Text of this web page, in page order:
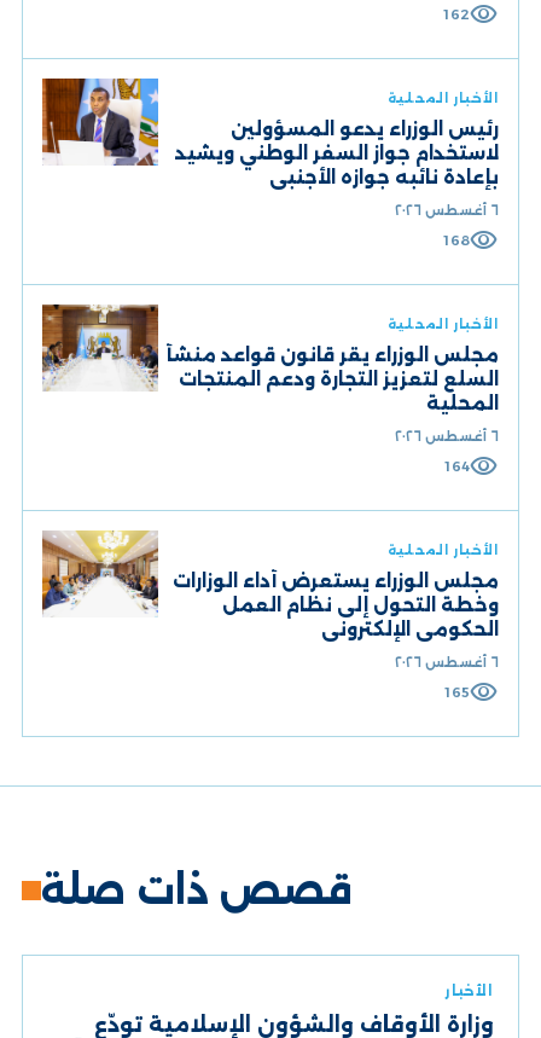
visibility
162
الأخبار المحلية
رئيس الوزراء يدعو المسؤولين
لاستخدام جواز السفر الوطني ويشيد
بإعادة نائبه جوازه الأجنبي
٦ أغسطس ٢٠٢٦
visibility
168
الأخبار المحلية
مجلس الوزراء يقر قانون قواعد منشأ
السلع لتعزيز التجارة ودعم المنتجات
المحلية
٦ أغسطس ٢٠٢٦
visibility
164
الأخبار المحلية
مجلس الوزراء يستعرض أداء الوزارات
وخطة التحول إلى نظام العمل
الحكومي الإلكتروني
٦ أغسطس ٢٠٢٦
visibility
165
قصص ذات صلة
الأخبار
وزارة الأوقاف والشؤون الإسلامية تودّع